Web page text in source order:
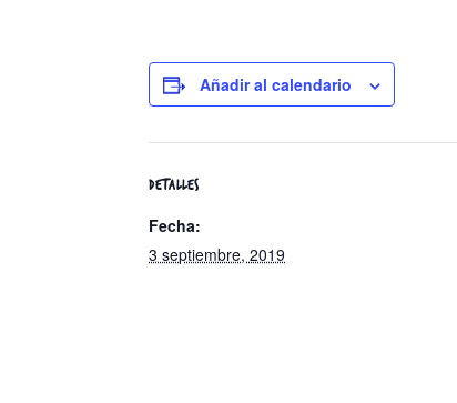
Añadir al calendario
DETALLES
Fecha:
3 septiembre, 2019